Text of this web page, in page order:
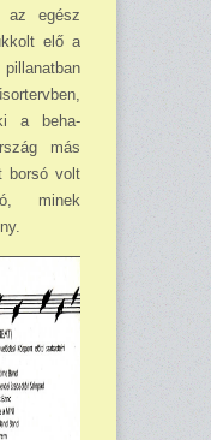
az egész
elő a
a be­ha­
más
borsó volt
minek